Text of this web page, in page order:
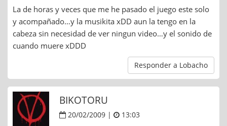
La de horas y veces que me he pasado el juego este solo
y acompañado…y la musikita xDD aun la tengo en la
cabeza sin necesidad de ver ningun video…y el sonido de
cuando muere xDDD
Responder a Lobacho
BIKOTORU
20/02/2009 | 13:03